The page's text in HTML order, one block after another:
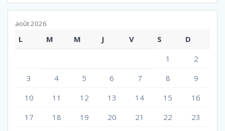
août 2026
L M M J V S
D
1
2
3
4 5 6 7 8
9
10
11 12 13 14 15
16
17
18 19 20 21 22
23